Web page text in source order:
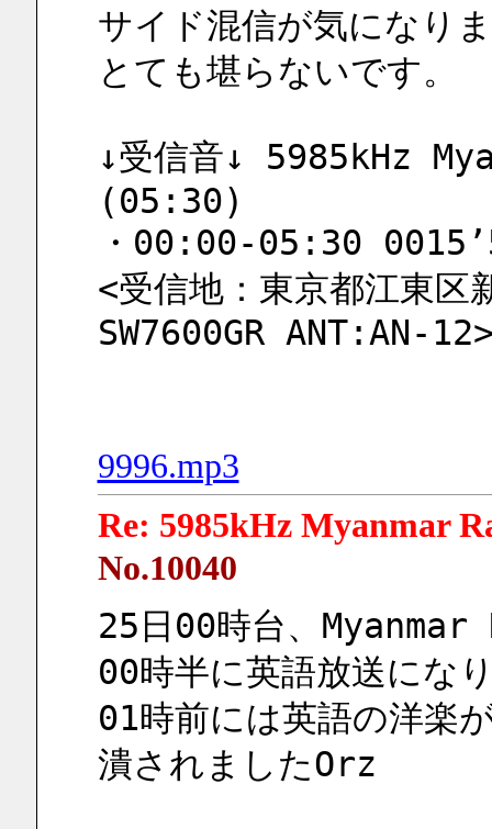
サイド混信が気になり
とても堪らないです。
↓受信音↓ 5985kHz
(05:30)
・00:00-05:30
<受信地：東京都江東
SW7600GR ANT:AN-
9996.mp3
Re: 5985kHz Myanmar
No.10040
25日00時台、
00時半に英語放送にな
01時前には英語の洋楽
潰されましたOrz